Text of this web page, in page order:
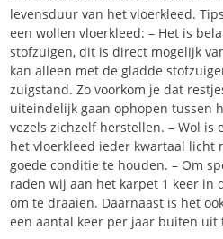
levensduur van het vloerkleed.
een wollen vloerkleed: – Het is
stofzuigen, dit is direct mogelijk
kan alleen met de gladde
zuigstand. Zo voorkom je dat
uiteindelijk gaan ophopen tussen
vezels zichzelf herstellen. – Wol
het vloerkleed ieder kwartaal licht
goede conditie te houden. – Om
raden wij aan het karpet 1 keer in
om te draaien. Daarnaast is het
een aantal keer per jaar buiten uit